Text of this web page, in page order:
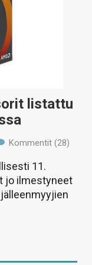
listattu
Kommentit (28)
11.
jo ilmestyneet